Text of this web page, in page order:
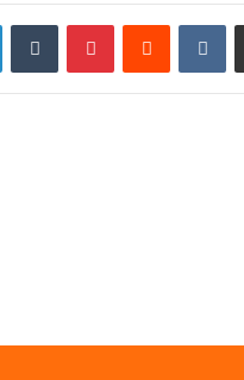
LinkedInTumblrPinterestReddit